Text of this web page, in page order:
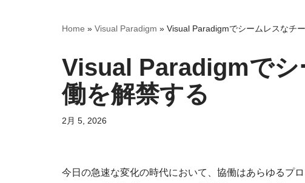
Home » Visual Paradigm » Visual Paradigmでシームレスなチ
Visual Paradigmでシ
働を解禁する
2月 5, 2026
今日の急速な変化の時代において、協働はあらゆるプ